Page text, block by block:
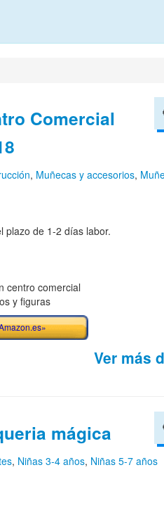
Comercial
, Muñecas y accesorios,
plazo de 1-2 días labor.
centro comercial
y figuras
Ver más
mágica
, Niñas 3-4 años, Niñas 5-7 años